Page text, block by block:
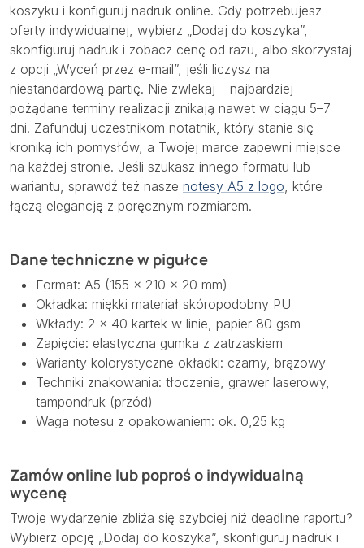
koszyku i konfiguruj nadruk online. Gdy potrzebujesz
oferty indywidualnej, wybierz „Dodaj do koszyka”,
skonfiguruj nadruk i zobacz cenę od razu, albo skorzystaj
z opcji „Wyceń przez e-mail”, jeśli liczysz na
niestandardową partię. Nie zwlekaj – najbardziej
pożądane terminy realizacji znikają nawet w ciągu 5–7
dni. Zafunduj uczestnikom notatnik, który stanie się
kroniką ich pomysłów, a Twojej marce zapewni miejsce
na każdej stronie. Jeśli szukasz innego formatu lub
wariantu, sprawdź też nasze notesy A5 z logo , które
łączą elegancję z poręcznym rozmiarem.
Dane techniczne w pigułce
Format: A5 (155 × 210 × 20 mm)
Okładka: miękki materiał skóropodobny PU
Wkłady: 2 × 40 kartek w linie, papier 80 gsm
Zapięcie: elastyczna gumka z zatrzaskiem
Warianty kolorystyczne okładki: czarny, brązowy
Techniki znakowania: tłoczenie, grawer laserowy,
tampondruk (przód)
Waga notesu z opakowaniem: ok. 0,25 kg
Zamów online lub poproś o indywidualną
wycenę
Twoje wydarzenie zbliża się szybciej niż deadline raportu?
Wybierz opcję „Dodaj do koszyka”, skonfiguruj nadruk i